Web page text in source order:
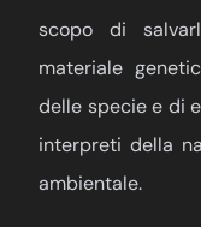
scopo di
materiale
delle specie e di
interpreti della
ambientale.